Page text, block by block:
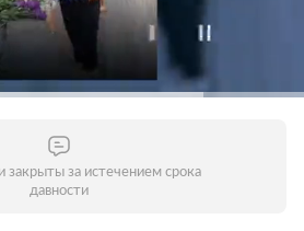
закрыты за истечением срока
давности